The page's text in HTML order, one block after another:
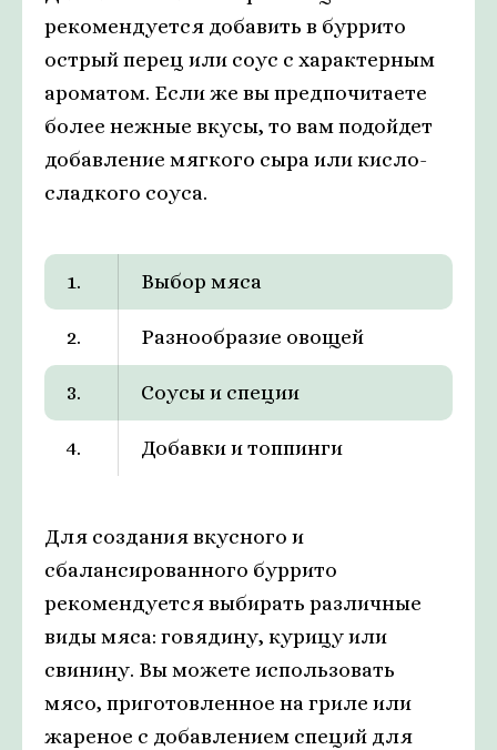
рекомендуется добавить в буррито
острый перец или соус с характерным
ароматом. Если же вы предпочитаете
более нежные вкусы, то вам подойдет
добавление мягкого сыра или кисло-
сладкого соуса.
1. Выбор мяса
2. Разнообразие овощей
3. Соусы и специи
4. Добавки и топпинги
Для создания вкусного и
сбалансированного буррито
рекомендуется выбирать различные
виды мяса: говядину, курицу или
свинину. Вы можете использовать
мясо, приготовленное на гриле или
жареное с добавлением специй для